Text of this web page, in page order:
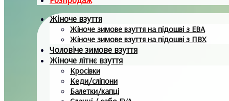
Жіноче взуття
Жіноче зимове взуття на підошві з ЕВА
Жіноче зимове взуття на підошві з ПВХ
Чоловіче зимове взуття
Жіноче літнє взуття
Кросівки
Кеди/сліпони
Балетки/капці